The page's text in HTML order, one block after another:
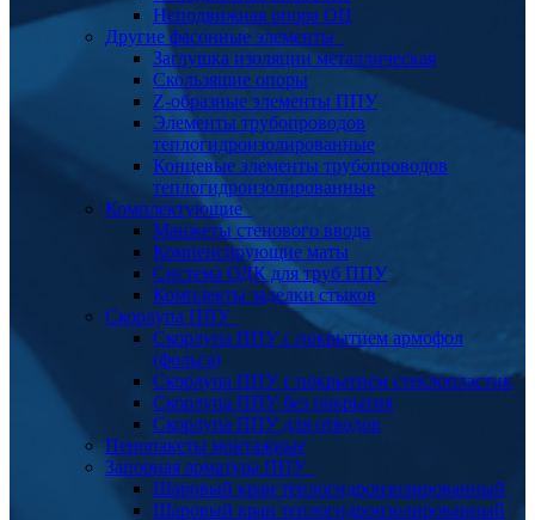
Неподвижная опора ОЦ
Другие фасонные элементы
Заглушка изоляции металлическая
Скользящие опоры
Z-образные элементы ППУ
Элементы трубопроводов
теплогидроизолированные
Концевые элементы трубопроводов
теплогидроизолированные
Комплектующие
Манжеты стенового ввода
Компенсирующие маты
Система ОДК для труб ППУ
Комплекты заделки стыков
Скорлупа ППУ
Скорлупа ППУ с покрытием армофол
(фольга)
Скорлупа ППУ с покрытием стеклопластик
Скорлупа ППУ без покрытия
Скорлупа ППУ для отводов
Пенопакеты монтажные
Запорная арматура ППУ
Шаровый кран теплогидроизолированный
Шаровый кран теплогидроизолированный